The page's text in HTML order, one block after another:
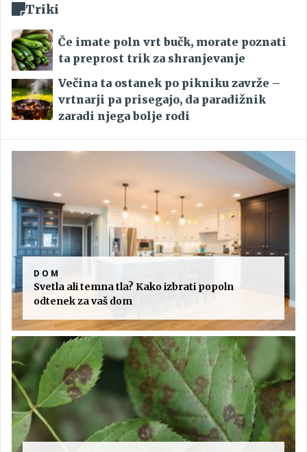
Triki
Če imate poln vrt bučk, morate poznati
ta preprost trik za shranjevanje
Večina ta ostanek po pikniku zavrže –
vrtnarji pa prisegajo, da paradižnik
zaradi njega bolje rodi
DOM
Svetla ali temna tla? Kako izbrati popoln
odtenek za vaš dom